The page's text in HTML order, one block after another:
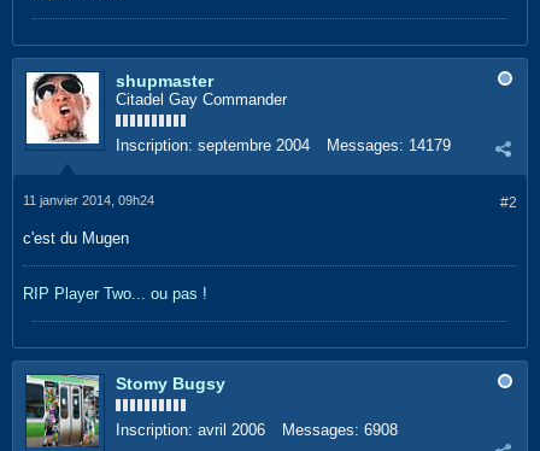
shupmaster
Citadel Gay Commander
Inscription: septembre 2004 Messages: 14179
#2
11 janvier 2014, 09h24
c'est du Mugen
RIP Player Two... ou pas !
Stomy Bugsy
Inscription: avril 2006 Messages: 6908